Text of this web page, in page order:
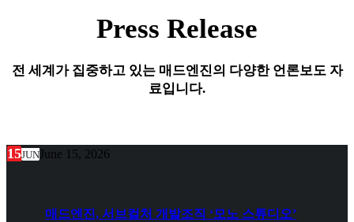
Press Release
전 세계가 집중하고 있는 매드엔진의 다양한 언론보도 자
료입니다.
15JUN June 15, 2026
매드엔진, 서브컬처 개발조직 ‘모노 스튜디오’